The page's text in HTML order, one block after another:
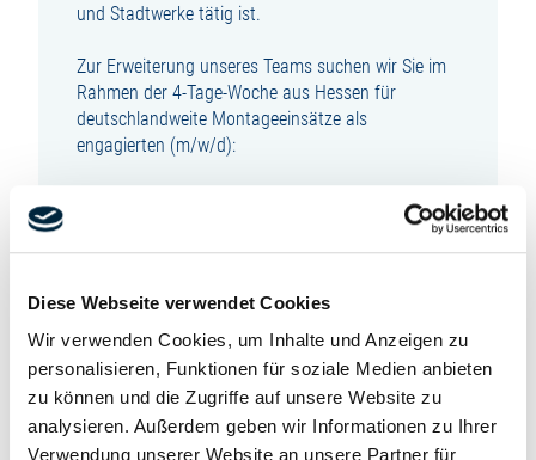
Diese Webseite verwendet Cookies
Wir verwenden Cookies, um Inhalte und Anzeigen zu
personalisieren, Funktionen für soziale Medien anbieten
zu können und die Zugriffe auf unsere Website zu
analysieren. Außerdem geben wir Informationen zu Ihrer
Verwendung unserer Website an unsere Partner für
und Stadtwerke tätig ist.
Zur Erweiterung unseres Teams suchen wir Sie im
Rahmen der 4-Tage-Woche aus Hessen für
deutschlandweite Montageeinsätze als
engagierten (m/w/d):
SIE SIND VERANTWORTLICH FÜR:
Wechsel von Gas- und Wasserzählern
Durchführung von Gas-Netzanschlusskontrollen
Funktionsprüfung von Gasdruckreglern